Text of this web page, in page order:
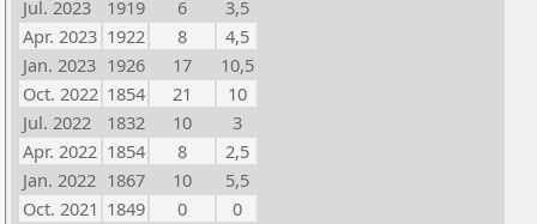
Jul. 2023
1919 6
3,5
Apr. 2023 1922 8
4,5
Jan. 2023 1926 17
10,5
Oct. 2022 1854 21
10
Jul. 2022
1832 10
3
Apr. 2022 1854 8
2,5
Jan. 2022 1867 10
5,5
Oct. 2021 1849 0
0